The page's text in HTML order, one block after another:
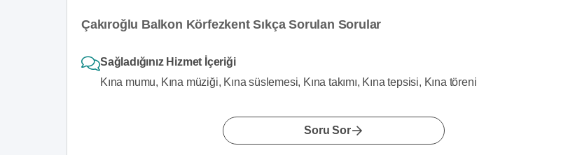
Çakıroğlu Balkon Körfezkent Sıkça Sorulan Sorular
Sağladığınız Hizmet İçeriği
Kına mumu, Kına müziği, Kına süslemesi, Kına takımı, Kına tepsisi, Kına töreni
Soru Sor